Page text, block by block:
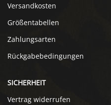
Versandkosten
Größentabellen
Zahlungsarten
Rückgabebedingungen
SICHERHEIT
Vertrag widerrufen